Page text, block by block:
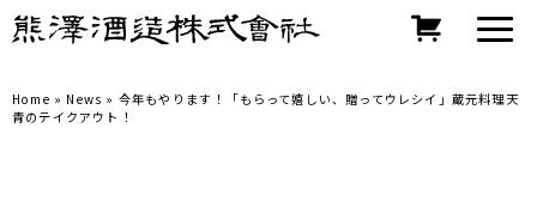
Home » News » 今年もやります！「もらって嬉しい、贈ってウレシイ」蔵元料理天
青のテイクアウト！